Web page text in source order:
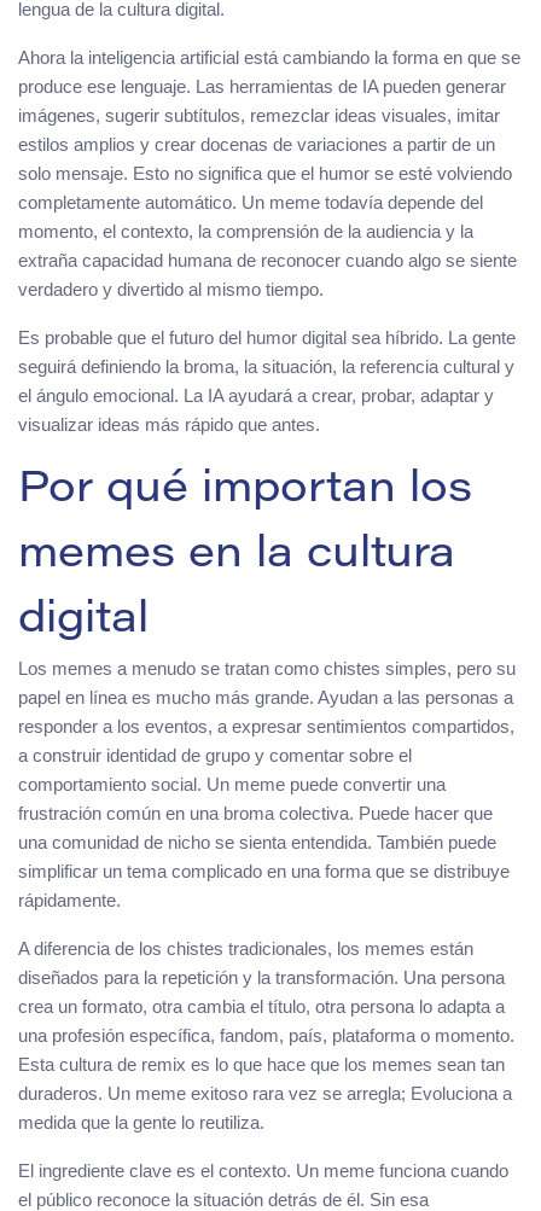
lengua de la cultura digital.
Ahora la inteligencia artificial está cambiando la forma en que se
produce ese lenguaje. Las herramientas de IA pueden generar
imágenes, sugerir subtítulos, remezclar ideas visuales, imitar
estilos amplios y crear docenas de variaciones a partir de un
solo mensaje. Esto no significa que el humor se esté volviendo
completamente automático. Un meme todavía depende del
momento, el contexto, la comprensión de la audiencia y la
extraña capacidad humana de reconocer cuando algo se siente
verdadero y divertido al mismo tiempo.
Es probable que el futuro del humor digital sea híbrido. La gente
seguirá definiendo la broma, la situación, la referencia cultural y
el ángulo emocional. La IA ayudará a crear, probar, adaptar y
visualizar ideas más rápido que antes.
Por qué importan los
memes en la cultura
digital
Los memes a menudo se tratan como chistes simples, pero su
papel en línea es mucho más grande. Ayudan a las personas a
responder a los eventos, a expresar sentimientos compartidos,
a construir identidad de grupo y comentar sobre el
comportamiento social. Un meme puede convertir una
frustración común en una broma colectiva. Puede hacer que
una comunidad de nicho se sienta entendida. También puede
simplificar un tema complicado en una forma que se distribuye
rápidamente.
A diferencia de los chistes tradicionales, los memes están
diseñados para la repetición y la transformación. Una persona
crea un formato, otra cambia el título, otra persona lo adapta a
una profesión específica, fandom, país, plataforma o momento.
Esta cultura de remix es lo que hace que los memes sean tan
duraderos. Un meme exitoso rara vez se arregla; Evoluciona a
medida que la gente lo reutiliza.
El ingrediente clave es el contexto. Un meme funciona cuando
el público reconoce la situación detrás de él. Sin esa